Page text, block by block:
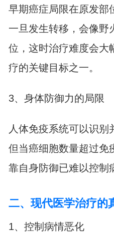
早期癌症局限在原发部
一旦发生转移，会像野
位，这时治疗难度会大
疗的关键目标之一。
3、身体防御力的局限
人体免疫系统可以识别
但当癌细胞数量超过免
靠自身防御已难以控制
二、现代医学治疗的
1、控制病情恶化